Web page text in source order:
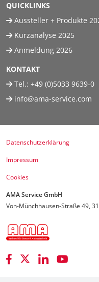
QUICKLINKS
Aussteller + Produkte
Kurzanalyse 2025
Anmeldung 2026
KONTAKT
Tel.: +49 (0)5033 9639-0
info@ama-service.com
Datenschutzerklärung
Impressum
Cookies
AMA Service GmbH
Von-Münchhausen-Straße 49,